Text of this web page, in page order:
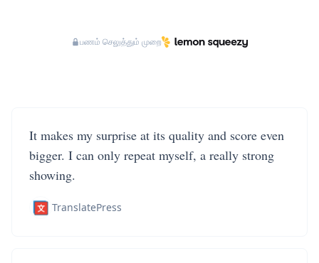
பணம் செலுத்தும் முறை
It makes my surprise at its quality and score even
bigger. I can only repeat myself, a really strong
showing.
TranslatePress